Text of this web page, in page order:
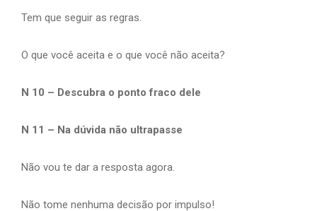
Tem que seguir as regras.
O que você aceita e o que você não aceita?
N 10 – Descubra o ponto fraco dele
N 11 – Na dúvida não ultrapasse
Não vou te dar a resposta agora.
Não tome nenhuma decisão por impulso!